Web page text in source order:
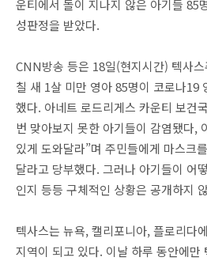
운티에서 돌이 지나지 않은 아기들 85
성판정을 받았다.
CNN방송 등은 18일(현지시간) 텍사
칠 새 1살 미만 영아 85명이 코로나19
했다. 아네트 로드리게스 카운티 보건
번 맞아보지 못한 아기들이 감염됐다,
있게 도와달라”며 주민들에게 마스크
달라고 당부했다. 그러나 아기들이 어
인지 등등 구체적인 상황은 공개하지
텍사스는 뉴욕, 캘리포니아, 플로리다
지역이 되고 있다. 이날 하루 동안에만